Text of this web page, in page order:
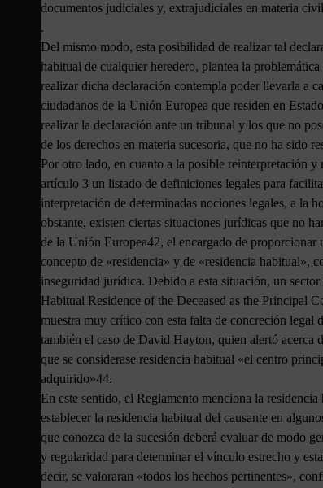
documentos judiciales y, extrajudiciales en materia
.
Del mismo modo, esta posibilidad de realizar tal
habitual de cualquier heredero, plantea la
realizar dicha declaración contempla poder llevarla a
ciudadanos de la Unión Europea que residen en
realizar la declaración ante un tribunal y los que no
de los derechos en materia sucesoria, que no ha sido
Por otro lado, en cuanto a la posible reinterpretación
artículo 3 un listado de definiciones legales para
interpretación de determinadas nociones legales, a la
obstante, existen ciertas situaciones jurídicas que no
de la Unión Europea42, el encargado de proporcionar
concepto de «residencia» y de «residencia habitual»,
inseguridad jurídica. Debido a esta situación, un
Habitual Residence of the Deceased as the Principal
muestra muy crítico con esta falta de concreción
también el caso de David Hayton, quien alertó
que se considerase residencia habitual «el centro
adquirido»44.
En este sentido, el Reglamento menciona la
establecer la residencia habitual del causante en
que conozca de la sucesión deberá evaluar de modo
y regularidad para determinar el vínculo estrecho y
decir, se valoraran «todos los hechos pertinentes»,